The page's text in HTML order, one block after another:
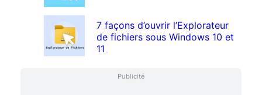
7 façons d’ouvrir l’Explorateur
de fichiers sous Windows 10 et
11
Publicité